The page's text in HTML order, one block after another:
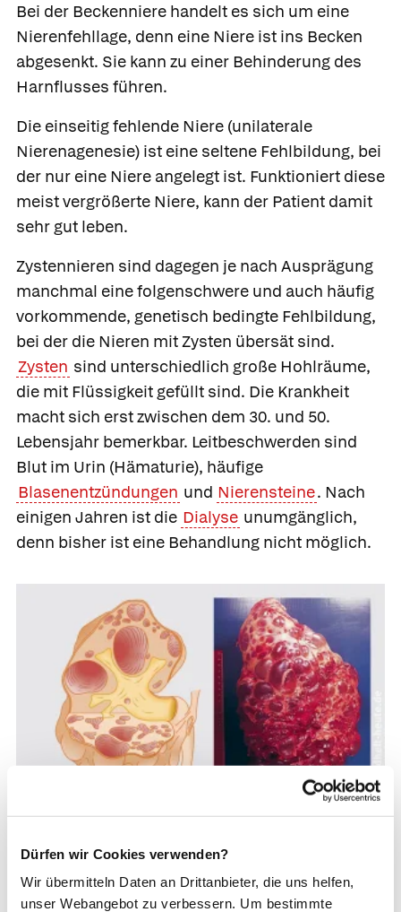
Dürfen wir Cookies verwenden?
Wir übermitteln Daten an Drittanbieter, die uns helfen,
unser Webangebot zu verbessern. Um bestimmte
Bei der Beckenniere handelt es sich um eine
Nierenfehllage, denn eine Niere ist ins Becken
abgesenkt. Sie kann zu einer Behinderung des
Harnflusses führen.
Die einseitig fehlende Niere (unilaterale
Nierenagenesie) ist eine seltene Fehlbildung, bei
der nur eine Niere angelegt ist. Funktioniert diese
meist vergrößerte Niere, kann der Patient damit
sehr gut leben.
Zystennieren sind dagegen je nach Ausprägung
manchmal eine folgenschwere und auch häufig
vorkommende, genetisch bedingte Fehlbildung,
bei der die Nieren mit Zysten übersät sind.
Zysten sind unterschiedlich große Hohlräume,
die mit Flüssigkeit gefüllt sind. Die Krankheit
macht sich erst zwischen dem 30. und 50.
Lebensjahr bemerkbar. Leitbeschwerden sind
Blut im Urin (Hämaturie), häufige
Blasenentzündungen und Nierensteine. Nach
einigen Jahren ist die Dialyse unumgänglich,
denn bisher ist eine Behandlung nicht möglich.
Zystennieren haben große Hohlräume im Inneren, die
Zysten auffallen. Die Erkrankung ist derzeit nicht